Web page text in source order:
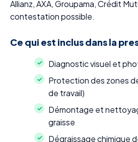
Allianz, AXA, Groupama, Crédit
contestation possible.
Ce qui est inclus dans la
Diagnostic visuel et
Protection des zones
de travail)
Démontage et
graisse
Dégraissage chimique